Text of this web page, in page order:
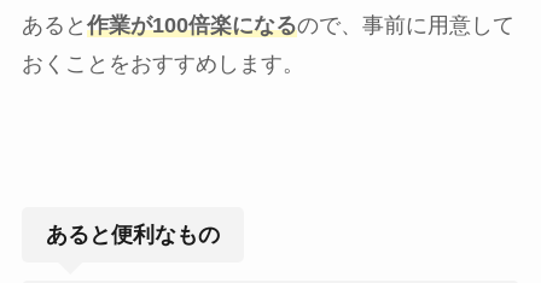
あると 作業が100倍楽になるので、事前に用意して
おくことをおすすめします。
あると便利なもの